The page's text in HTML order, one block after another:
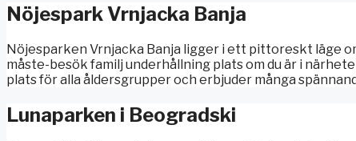
Nöjespark Vrnjacka Banja
Nöjesparken Vrnjacka Banja ligger i ett pittoreskt läge
måste-besök familj underhållning plats om du är i
plats för alla åldersgrupper och erbjuder många
Lunaparken i Beogradski